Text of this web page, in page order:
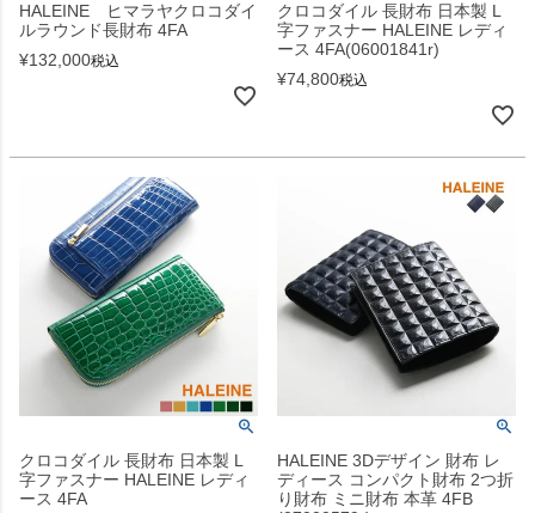
HALEINE ヒマラヤクロコダイ
ルラウンド長財布 4FA
¥132,000税込
クロコダイル 長財布 日本製 L
字ファスナー HALEINE レディ
ース 4FA(06001841r)
¥74,800税込
クロコダイル 長財布 日本製 L
字ファスナー HALEINE レディ
ース 4FA
HALEINE 3Dデザイン 財布 レ
ディース コンパクト財布 2つ折
り財布 ミニ財布 本革 4FB